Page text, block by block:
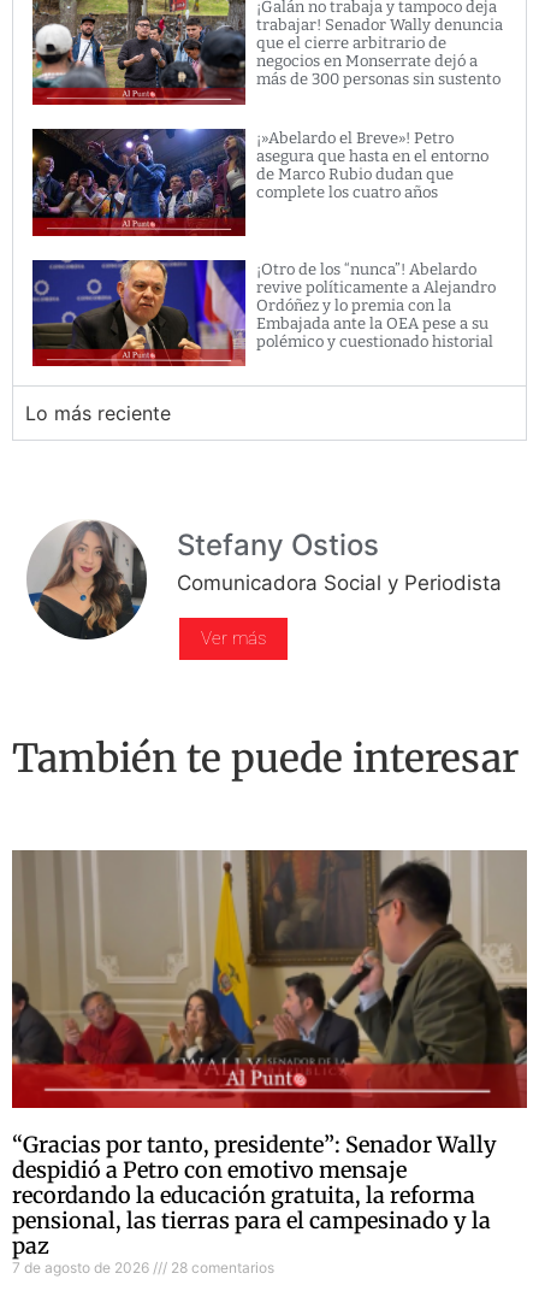
¡Galán no trabaja y tampoco deja
trabajar! Senador Wally denuncia
que el cierre arbitrario de
negocios en Monserrate dejó a
más de 300 personas sin sustento
¡»Abelardo el Breve»! Petro
asegura que hasta en el entorno
de Marco Rubio dudan que
complete los cuatro años
¡Otro de los “nunca”! Abelardo
revive políticamente a Alejandro
Ordóñez y lo premia con la
Embajada ante la OEA pese a su
polémico y cuestionado historial
Lo más reciente
Stefany Ostios
Comunicadora Social y Periodista
Ver más
También te puede interesar
“Gracias por tanto, presidente”: Senador Wally
despidió a Petro con emotivo mensaje
recordando la educación gratuita, la reforma
pensional, las tierras para el campesinado y la
paz
7 de agosto de 2026 28 comentarios